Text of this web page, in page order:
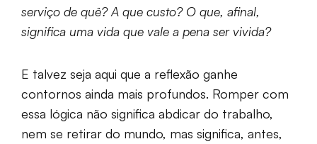
serviço de quê? A que custo? O que, afinal,
significa uma vida que vale a pena ser vivida?
E talvez seja aqui que a reflexão ganhe
contornos ainda mais profundos. Romper com
essa lógica não significa abdicar do trabalho,
nem se retirar do mundo, mas significa, antes,